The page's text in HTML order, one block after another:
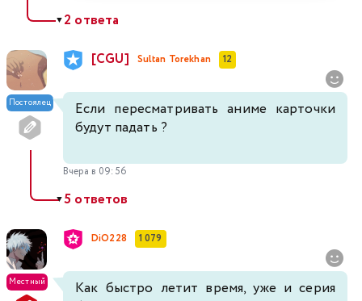
▼2 ответа
Постоялец
[CGU] Sultan Torekhan 12
Если пересматривать аниме карточки
будут падать ?
Вчера в 09:56
▼5 ответов
Местный
DiO228 1 079
Как быстро летит время, уже и серия